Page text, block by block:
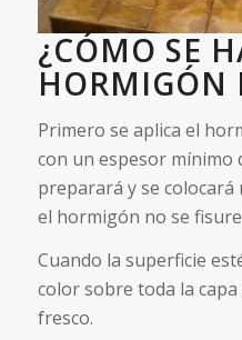
¿CÓMO SE
HORMIGÓN
Primero se aplica el
con un espesor mínimo
preparará y se colocará
el hormigón no se
Cuando la superficie
color sobre toda la
fresco.